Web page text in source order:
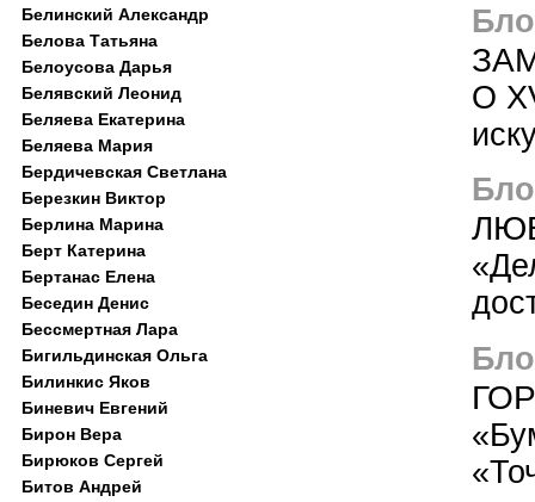
О
Белинский Александр
Белова Татьяна
Белоусова Дарья
Белявский Леонид
Беляева Екатерина
Беляева Мария
Бердичевская Светлана
Березкин Виктор
Берлина Марина
Берт Катерина
Бертанас Елена
Беседин Денис
Бессмертная Лара
Бигильдинская Ольга
Билинкис Яков
Биневич Евгений
Бирон Вера
Бирюков Сергей
Битов Андрей